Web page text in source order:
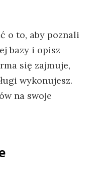
o to, aby poznali
bazy i opisz
się zajmuje,
wykonujesz.
na swoje